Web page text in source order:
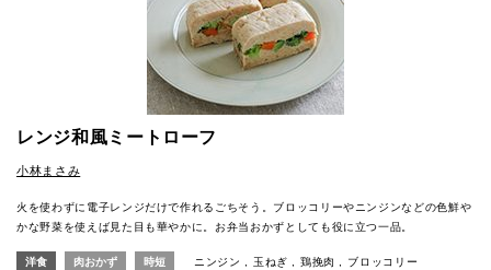
レンジ和風ミートローフ
小林まさみ
火を使わずに電子レンジだけで作れるごちそう。ブロッコリーやニンジンなどの色鮮や
かな野菜を使えば見た目も華やかに。お弁当おかずとしても役に立つ一品。
洋食 肉おかず 時短 ニンジン 玉ねぎ 鶏挽肉 ブロッコリー